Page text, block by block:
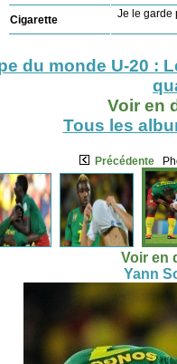
Cigarette Je le garde
du monde U-20 :
Voir en
Tous les
Précédente
Voir en
Yann